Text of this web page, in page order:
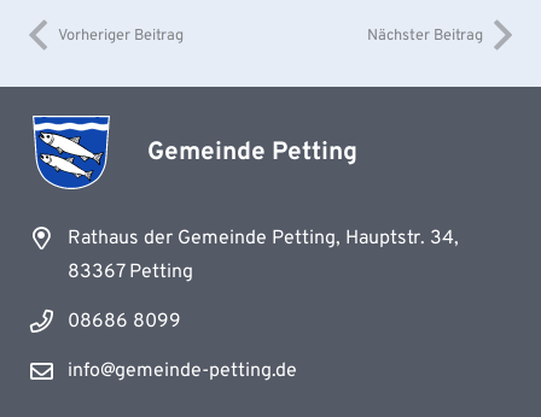
Vorheriger Beitrag Nächster Beitrag
Gemeinde Petting
Rathaus der Gemeinde Petting, Hauptstr. 34,
83367 Petting
08686 8099
info@gemeinde-petting.de